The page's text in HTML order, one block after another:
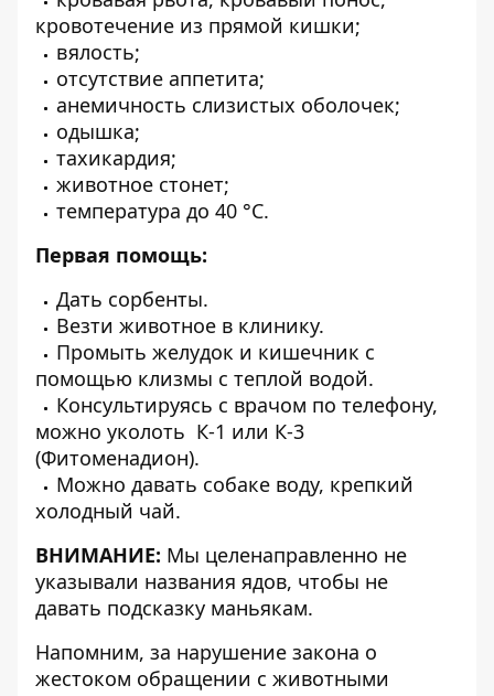
кровотечение из прямой кишки;
вялость;
отсутствие аппетита;
анемичность слизистых оболочек;
одышка;
тахикардия;
животное стонет;
температура до 40 °С.
Первая помощь:
Дать сорбенты.
Везти животное в клинику.
Промыть желудок и кишечник с
помощью клизмы с теплой водой.
Консультируясь с врачом по телефону,
можно уколоть К-1 или К-3
(Фитоменадион).
Можно давать собаке воду, крепкий
холодный чай.
ВНИМАНИЕ: Мы целенаправленно не
указывали названия ядов, чтобы не
давать подсказку маньякам.
Напомним, за нарушение закона о
жестоком обращении с животными